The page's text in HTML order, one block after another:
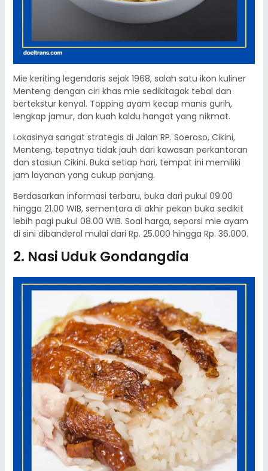
Mie keriting legendaris sejak 1968, salah satu ikon kuliner
Menteng dengan ciri khas mie sedikitagak tebal dan
bertekstur kenyal. Topping ayam kecap manis gurih,
lengkap jamur, dan kuah kaldu hangat yang nikmat.
Lokasinya sangat strategis di Jalan RP. Soeroso, Cikini,
Menteng, tepatnya tidak jauh dari kawasan perkantoran
dan stasiun Cikini. Buka setiap hari, tempat ini memiliki
jam layanan yang cukup panjang.
Berdasarkan informasi terbaru, buka dari pukul 09.00
hingga 21.00 WIB, sementara di akhir pekan buka sedikit
lebih pagi pukul 08.00 WIB. Soal harga, seporsi mie ayam
di sini dibanderol mulai dari Rp. 25.000 hingga Rp. 36.000.
2. Nasi Uduk Gondangdia